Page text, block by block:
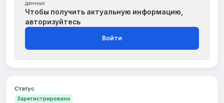
данных
Чтобы получить актуальную информацию,
авторизуйтесь
Войти
Статус
Зарегистрировано